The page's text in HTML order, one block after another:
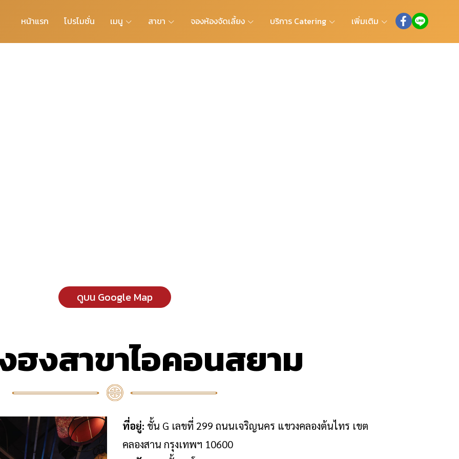
หน้าแรก โปรโมชั่น เมนู สาขา จองห้องจัดเลี้ยง บริการ Catering เพิ่มเติม
ดูบน Google Map
ฮงสาขาไอคอนสยาม
ที่อยู่: ชั้น G เลขที่ 299 ถนนเจริญนคร แขวงคลองต้นไทร เขต
คลองสาน กรุงเทพฯ 10600